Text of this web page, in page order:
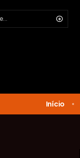
Início